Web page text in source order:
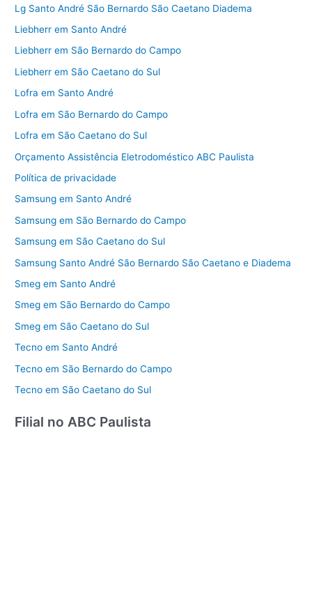
Lg Santo André São Bernardo São Caetano Diadema
Liebherr em Santo André
Liebherr em São Bernardo do Campo
Liebherr em São Caetano do Sul
Lofra em Santo André
Lofra em São Bernardo do Campo
Lofra em São Caetano do Sul
Orçamento Assistência Eletrodoméstico ABC Paulista
Política de privacidade
Samsung em Santo André
Samsung em São Bernardo do Campo
Samsung em São Caetano do Sul
Samsung Santo André São Bernardo São Caetano e Diadema
Smeg em Santo André
Smeg em São Bernardo do Campo
Smeg em São Caetano do Sul
Tecno em Santo André
Tecno em São Bernardo do Campo
Tecno em São Caetano do Sul
Filial no ABC Paulista